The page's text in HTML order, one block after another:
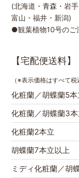
(北海道・青森・岩
富山・福井・新潟)
●観葉植物10号のご
【宅配便送料】
（※表示価格はすべて税
化粧蘭／胡蝶蘭5本
化粧蘭／胡蝶蘭3
化粧蘭2本立
胡蝶蘭7本立以上
ミディ化粧蘭／胡